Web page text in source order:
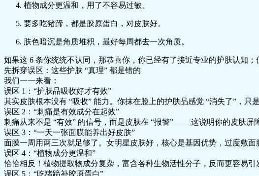
植物成分更温和，用了不容易过敏。
要多吃猪蹄，都是胶原蛋白，对皮肤好。
肤色暗沉是角质堆积，最好每周都去一次角质。
如果这 6 条你统统不认同，那恭喜你，你已经有了接近专业的护肤认知
先拆穿误区：这些护肤 “真理” 都是错的
我们一一来看：
误区 1：“护肤品吸收好才有效”
其实皮肤根本没有 “吸收” 能力。你抹在脸上的护肤品感觉 “消失了”，
误区 2：“刺痛是有效成分在起效”
刺痛从来不是 “有效” 的信号，而是皮肤在 “报警”—— 这说明你的皮肤屏
误区 3：“一天一张面膜能养出好皮肤”
面膜一周用两三次就足够了。女明星皮肤好，核心是基因优势，过度敷
误区 4：“植物成分更温和”
恰恰相反！植物提取物成分复杂，富含各种生物活性分子，反而更容易
误区 5：“吃猪蹄补胶原蛋白”